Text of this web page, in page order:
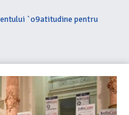
`o9atitudine pentru